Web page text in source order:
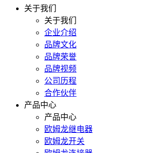
关于我们
关于我们
企业介绍
品牌文化
品牌荣誉
品牌视频
公司历程
合作伙伴
产品中心
产品中心
欧姆龙继电器
欧姆龙开关